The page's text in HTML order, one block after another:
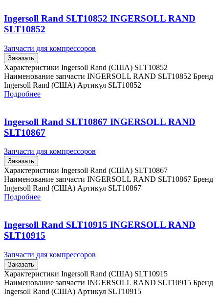
Ingersoll Rand SLT10852 INGERSOLL RAND
SLT10852
Запчасти для компрессоров
Заказать
Характеристики Ingersoll Rand (США) SLT10852
Наименование запчасти INGERSOLL RAND SLT10852 Бренд
Ingersoll Rand (США) Артикул SLT10852
Подробнее
Ingersoll Rand SLT10867 INGERSOLL RAND
SLT10867
Запчасти для компрессоров
Заказать
Характеристики Ingersoll Rand (США) SLT10867
Наименование запчасти INGERSOLL RAND SLT10867 Бренд
Ingersoll Rand (США) Артикул SLT10867
Подробнее
Ingersoll Rand SLT10915 INGERSOLL RAND
SLT10915
Запчасти для компрессоров
Заказать
Характеристики Ingersoll Rand (США) SLT10915
Наименование запчасти INGERSOLL RAND SLT10915 Бренд
Ingersoll Rand (США) Артикул SLT10915